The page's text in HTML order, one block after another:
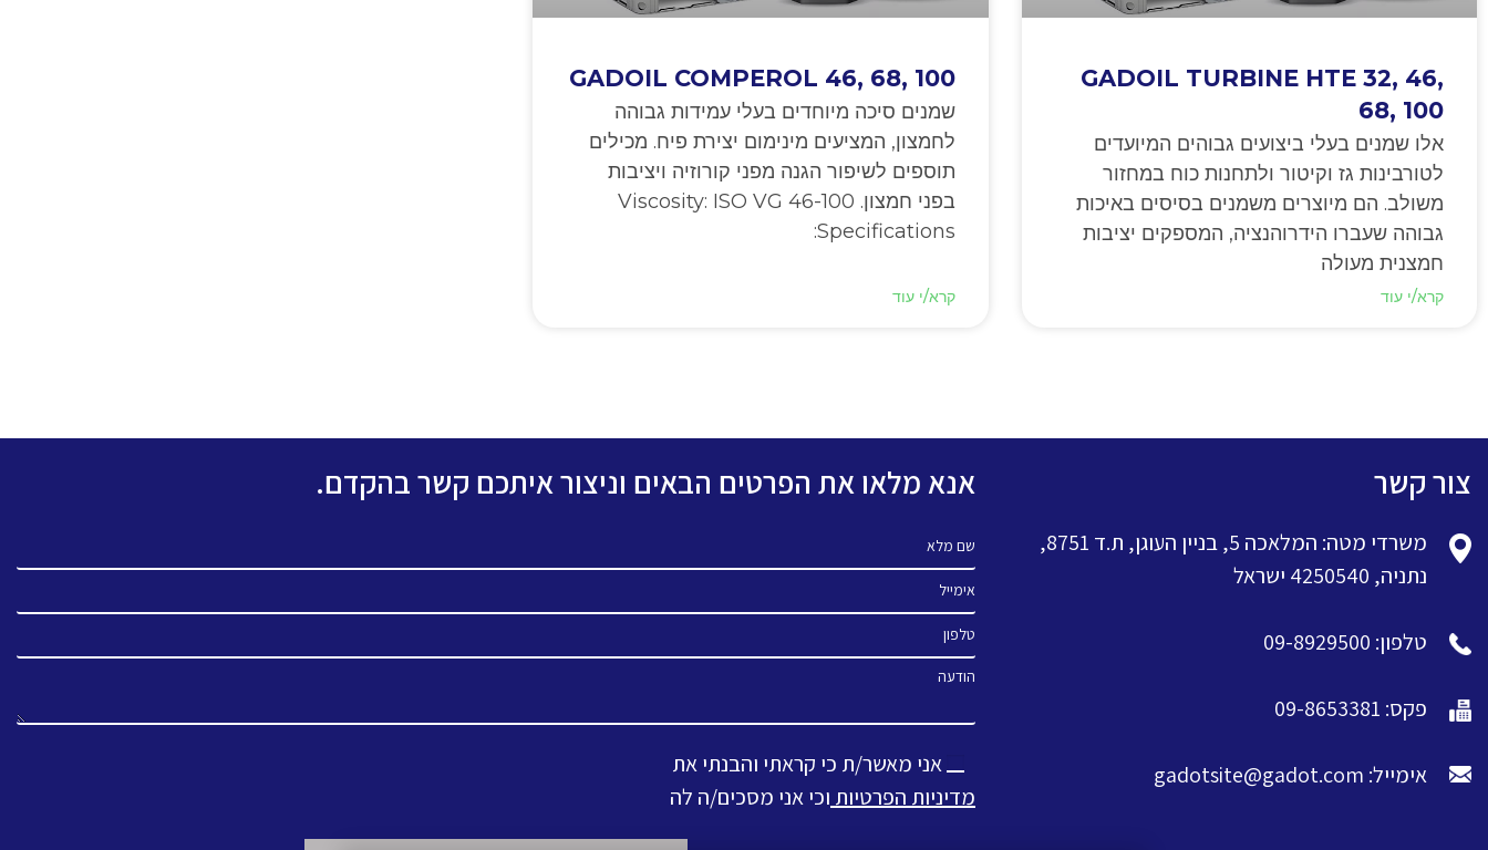
GADOIL TURBINE HTE 32, 46,
68, 100
אלו שמנים בעלי ביצועים גבוהים המיועדים
לטורבינות גז וקיטור ולתחנות כוח במחזור
משולב. הם מיוצרים משמנים בסיסים באיכות
גבוהה שעברו הידרוהנציה, המספקים יציבות
חמצנית מעולה
קרא/י עוד
GADOIL COMPEROL 46, 68, 100
שמנים סיכה מיוחדים בעלי עמידות גבוהה
לחמצון, המציעים מינימום יצירת פיח. מכילים
תוספים לשיפור הגנה מפני קורוזיה ויציבות
בפני חמצון. Viscosity: ISO VG 46-100
Specifications:
קרא/י עוד
צור קשר
משרדי מטה: המלאכה 5, בניין העוגן, ת.ד 8751,
נתניה, 4250540 ישראל
טלפון: 09-8929500
פקס: 09-8653381
אימייל: gadotsite@gadot.com
אנא מלאו את הפרטים הבאים וניצור איתכם קשר בהקדם.
שם מלא
אימייל
טלפון
הודעה
אני מאשר/ת כי קראתי והבנתי את
מדיניות הפרטיות וכי אני מסכים/ה לה